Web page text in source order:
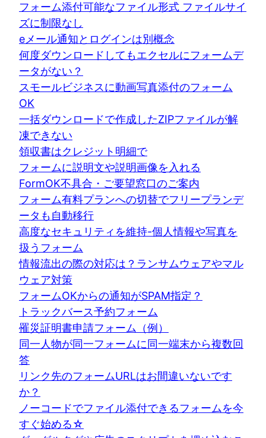
フォーム添付可能なファイル形式 ファイルサイ
ズに制限なし
eメール通知とログインは別概念
何度ダウンロードしてもエクセルにフォームデ
ータがない？
スモールビジネスに動画写真添付のフォーム
OK
一括ダウンロードで作成したZIPファイルが解
凍できない
領収書はクレジット明細で
フォームに説明文や説明画像を入れる
FormOK不具合・ご要望窓口のご案内
フォーム有料プランへの切替でフリープランデ
ータも自動移行
高度なセキュリティを維持-個人情報や写真を
扱うフォーム
情報流出の際の対応は？ランサムウェアやマル
ウェア対策
フォームOKからの通知がSPAM指定？
トラックバース予約フォーム
罹災証明書申請フォーム（例）
同一人物が同一フォームに同一端末から複数回
答
リンク先のフォームURLはお間違いないです
か？
ノーコードでファイル添付できるフォームを今
すぐ始める☆